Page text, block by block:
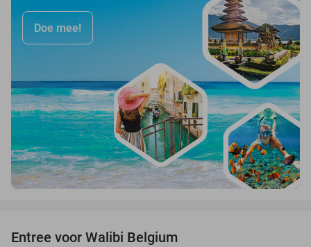
Doe mee!
Entree voor Walibi Belgium